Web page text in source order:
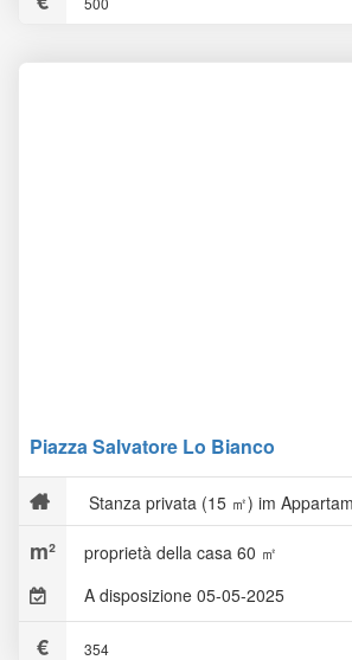
Piazza Salvatore Lo Bianco
Stanza privata (15 ㎡) im
proprietà della casa 60 ㎡
A disposizione 05-05-2025
354